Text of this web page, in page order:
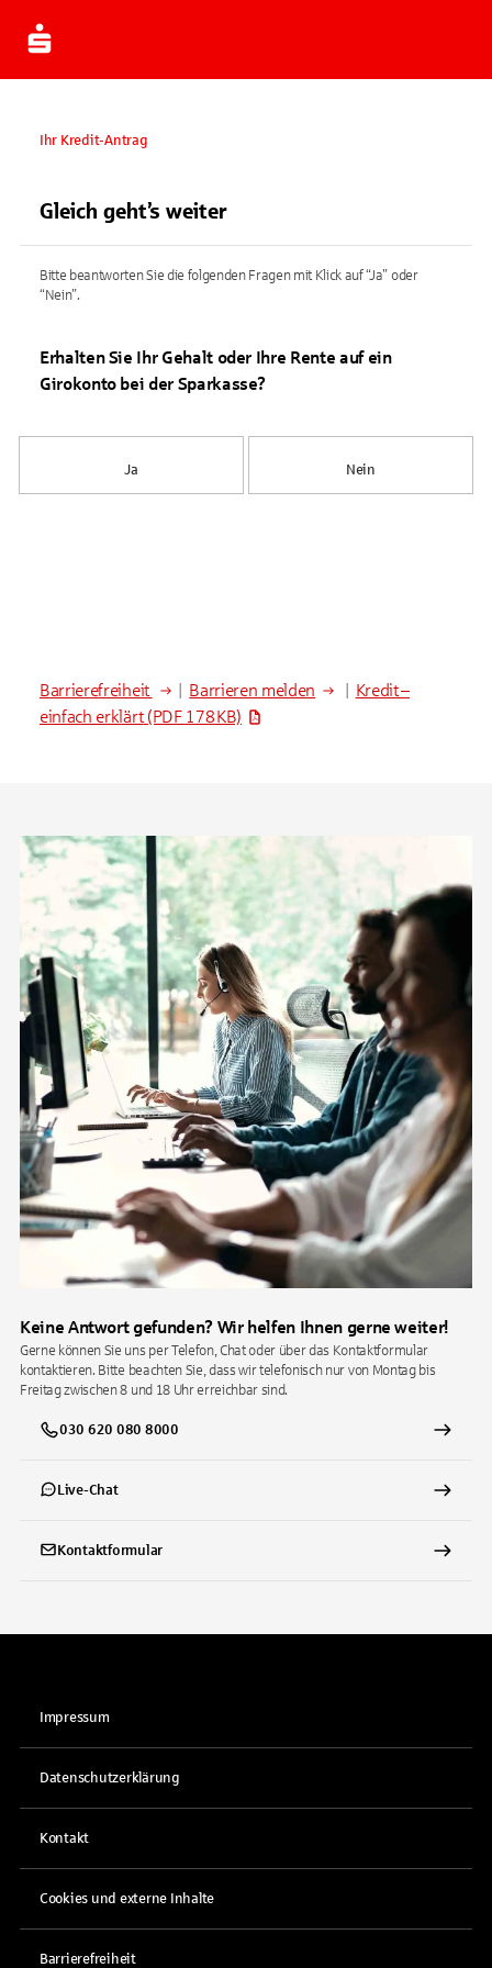
Ihr Kredit-Antrag
Gleich geht’s weiter
Bitte beantworten Sie die folgenden Fragen mit Klick auf “Ja” oder
“Nein”.
Erhalten Sie Ihr Gehalt oder Ihre Rente auf ein
Girokonto bei der Sparkasse?
Ja Nein
Barrierefreiheit Barrieren melden
Kredit –
einfach erklärt (PDF 178 KB)
Keine Antwort gefunden? Wir helfen Ihnen gerne weiter!
Gerne können Sie uns per Telefon, Chat oder über das Kontaktformular
kontaktieren. Bitte beachten Sie, dass wir telefonisch nur von Montag bis
Freitag zwischen 8 und 18 Uhr erreichbar sind.
030 620 080 8000
Live-Chat
Kontaktformular
Impressum
Datenschutzerklärung
Kontakt
Cookies und externe Inhalte
Barrierefreiheit